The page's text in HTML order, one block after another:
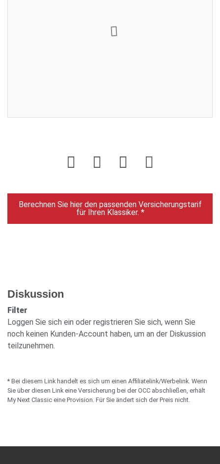
09.05.2025 18:00:00
Berechnen Sie hier den passenden Versicherungstarif
für Ihren Klassiker. *
Diskussion
Filter
Loggen Sie sich ein oder registrieren Sie sich, wenn Sie
noch keinen Kunden-Account haben, um an der Diskussion
teilzunehmen.
* Bei diesem Link handelt es sich um einen Affiliatelink/Werbelink. Wenn
Sie über diesen Link eine Versicherung bei der OCC abschließen, erhält
My Next Classic eine Provision. Für Sie ändert sich der Preis nicht.